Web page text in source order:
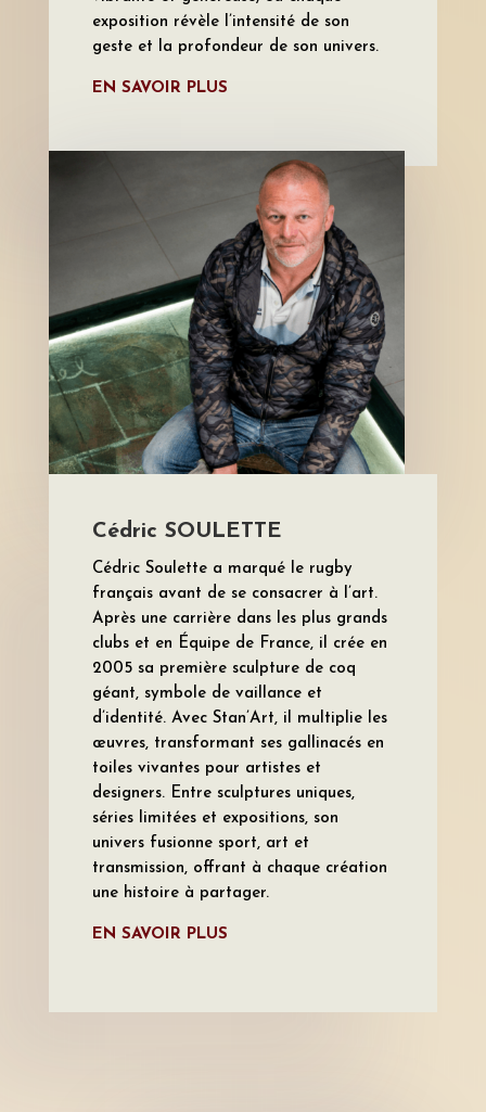
exposition révèle l’intensité de son
geste et la profondeur de son univers.
EN SAVOIR PLUS
Cédric SOULETTE
Cédric Soulette a marqué le rugby
français avant de se consacrer à l’art.
Après une carrière dans les plus grands
clubs et en Équipe de France, il crée en
2005 sa première sculpture de coq
géant, symbole de vaillance et
d’identité. Avec Stan’Art, il multiplie les
œuvres, transformant ses gallinacés en
toiles vivantes pour artistes et
designers. Entre sculptures uniques,
séries limitées et expositions, son
univers fusionne sport, art et
transmission, offrant à chaque création
une histoire à partager.
EN SAVOIR PLUS